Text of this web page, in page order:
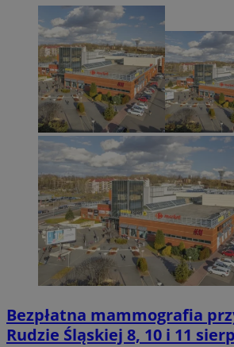
Bezpłatna mammografia
Rudzie Śląskiej 8, 10 i 11